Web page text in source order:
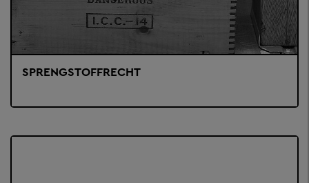
SPRENGSTOFFRECHT